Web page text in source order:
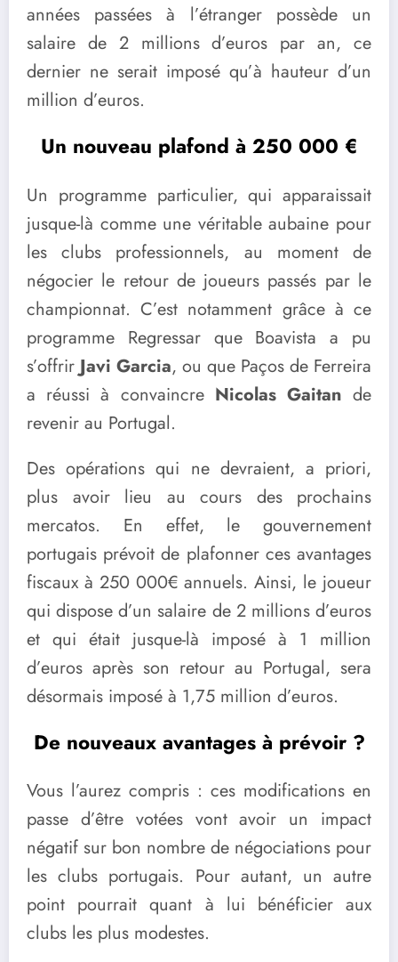
années passées à l’étranger possède un
salaire de 2 millions d’euros par an, ce
dernier ne serait imposé qu’à hauteur d’un
million d’euros.
Un nouveau plafond à 250 000 €
Un programme particulier, qui apparaissait
jusque-là comme une véritable aubaine pour
les clubs professionnels, au moment de
négocier le retour de joueurs passés par le
championnat. C’est notamment grâce à ce
programme Regressar que Boavista a pu
s’offrir Javi Garcia, ou que Paços de Ferreira
a réussi à convaincre Nicolas Gaitan de
revenir au Portugal.
Des opérations qui ne devraient, a priori,
plus avoir lieu au cours des prochains
mercatos. En effet, le gouvernement
portugais prévoit de plafonner ces avantages
fiscaux à 250 000€ annuels. Ainsi, le joueur
qui dispose d’un salaire de 2 millions d’euros
et qui était jusque-là imposé à 1 million
d’euros après son retour au Portugal, sera
désormais imposé à 1,75 million d’euros.
De nouveaux avantages à prévoir ?
Vous l’aurez compris : ces modifications en
passe d’être votées vont avoir un impact
négatif sur bon nombre de négociations pour
les clubs portugais. Pour autant, un autre
point pourrait quant à lui bénéficier aux
clubs les plus modestes.